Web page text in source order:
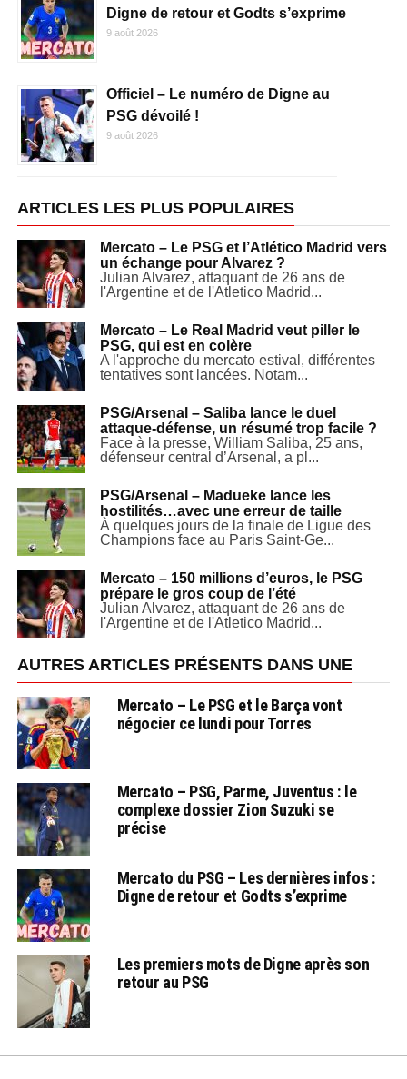
Digne de retour et Godts s’exprime
9 août 2026
Officiel – Le numéro de Digne au
PSG dévoilé !
9 août 2026
ARTICLES LES PLUS POPULAIRES
Mercato – Le PSG et l’Atlético Madrid vers
un échange pour Alvarez ?
Julian Alvarez, attaquant de 26 ans de
l'Argentine et de l'Atletico Madrid...
Mercato – Le Real Madrid veut piller le
PSG, qui est en colère
A l'approche du mercato estival, différentes
tentatives sont lancées. Notam...
PSG/Arsenal – Saliba lance le duel
attaque-défense, un résumé trop facile ?
Face à la presse, William Saliba, 25 ans,
défenseur central d’Arsenal, a pl...
PSG/Arsenal – Madueke lance les
hostilités…avec une erreur de taille
À quelques jours de la finale de Ligue des
Champions face au Paris Saint-Ge...
Mercato – 150 millions d’euros, le PSG
prépare le gros coup de l’été
Julian Alvarez, attaquant de 26 ans de
l'Argentine et de l'Atletico Madrid...
AUTRES ARTICLES PRÉSENTS DANS UNE
Mercato – Le PSG et le Barça vont
négocier ce lundi pour Torres
Mercato – PSG, Parme, Juventus : le
complexe dossier Zion Suzuki se
précise
Mercato du PSG – Les dernières infos :
Digne de retour et Godts s’exprime
Les premiers mots de Digne après son
retour au PSG